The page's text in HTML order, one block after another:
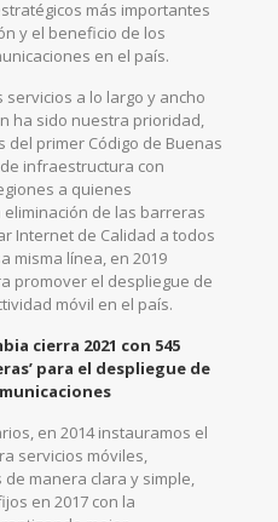
más importantes
y el beneficio de los
en el país.
a lo largo y ancho
ha sido nuestra prioridad,
del primer Código de Buenas
infraestructura con
a quienes
de las barreras
Internet de Calidad a todos
misma línea, en 2019
promover el despliegue de
móvil en el país.
cierra 2021 con 545
para el despliegue de
en 2014 instauramos el
servicios móviles,
manera clara y simple,
en 2017 con la